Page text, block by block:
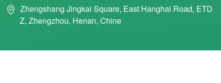
Zhengshang Jingkai Square, East Hanghai Road, ETD
Z, Zhengzhou, Henan, Chine